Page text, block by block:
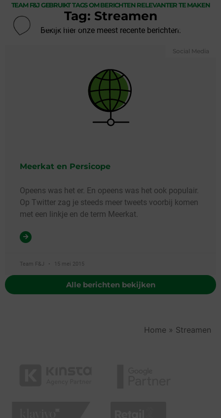
Menu
TEAM F&J GEBRUIKT TAGS OM BERICHTEN RELEVANTER TE MAKEN
Tag: Streamen
Bekijk hier onze meest recente berichten:
Social Media
Meerkat en Persicope
Opeens was het er. En opeens was het ook populair.
Op Twitter zag je steeds meer tweets voorbij komen
met een linkje en de term Meerkat.
Team F&J 15 mei 2015
Alle berichten bekijken
Home » Streamen